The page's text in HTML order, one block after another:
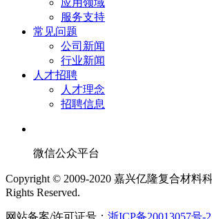
应用领域
服务支持
常见问题
公司新闻
行业新闻
人才招聘
人才理念
招聘信息
微信公众平台
Copyright © 2009-2020 嘉兴亿隆复合材料
Rights Reserved.
网站备案/许可证号： 浙ICP备20013057号-2